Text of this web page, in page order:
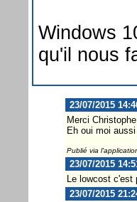
Windows
qu'il nous
23/07/2015
Merci
Eh oui moi
Publié via
23/07/2015
Le lowcost c'est
23/07/2015